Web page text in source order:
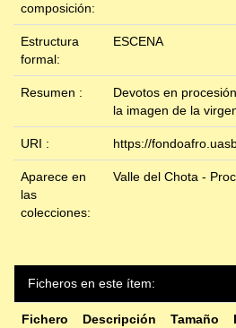
composición:
Estructura
formal:
ESCENA
Resumen :
Devotos en
la imagen de la
URI : https://
Aparece en
las
colecciones:
Valle del Chota -
Ficheros en este ítem:
Fichero Descripción Tamaño